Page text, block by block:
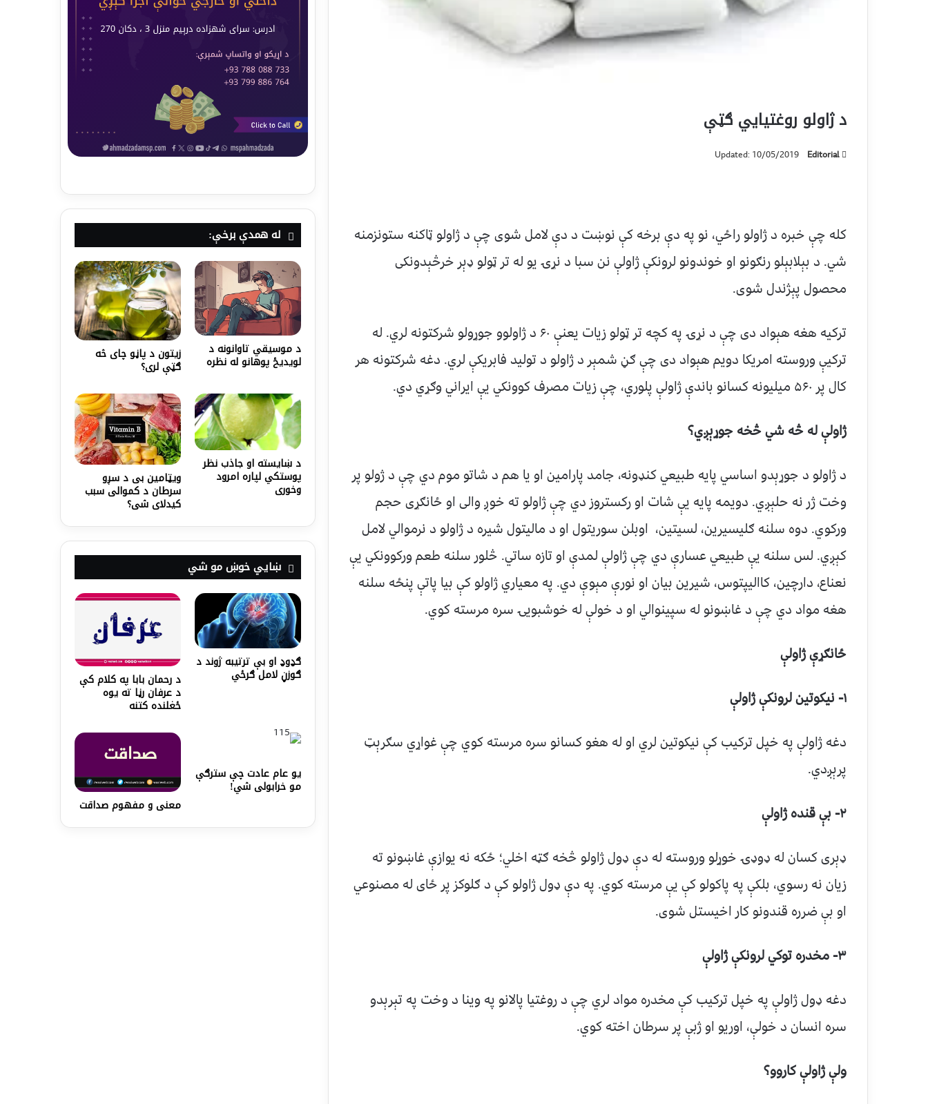
د ژاولو روغتیایي ګټې
Editorial
Updated: 10/05/2019
کله چې خبره د ژاولو راځي، نو په دې برخه کې نوښت د دې لامل شوی چې د ژاولو ټاکنه ستونزمنه
شي. د بېلابېلو رنګونو او خوندونو لرونکې ژاولې نن سبا د نړۍ یو له تر ټولو ډېر خرڅېدونکی
محصول پېژندل شوی.
ترکیه هغه هېواد دی چې د نړۍ په کچه تر ټولو زیات یعنې ۶۰ د ژاولوو جوړولو شرکتونه لري. له
ترکیې وروسته امریکا دویم هېواد دی چې ګڼ شمېر د ژاولو د تولید فابریکې لري. دغه شرکتونه هر
کال پر ۵۶۰ میلیونه کسانو باندې ژاولې پلوري، چې زیات مصرف کوونکي یې ایراني وګړي دي.
ژاولې له څه شي څخه جوړېږي؟
د ژاولو د جوړېدو اساسي پایه طبیعي کنډونه، جامد پارامین او یا هم د شاتو موم دي چې د ژولو پر
وخت ژر نه حلېږي. دویمه پایه یې شات او رکستروز دي چې ژاولو ته خوږ والی او ځانګړی حجم
ورکوي. دوه سلنه ګلیسیرین، لسیتین، اوبلن سوریتول او د مالیتول شیره د ژاولو د نرموالي لامل
کېږي. لس سلنه یې طبیعي عسارې دي چې ژاولې لمدې او تازه ساتي. څلور سلنه طعم ورکوونکي یې
نعناع، دارچین، کاالیپتوس، شیرین بیان او نورې مېوې دي. په معیاري ژاولو کې بیا پاتې پنځه سلنه
هغه مواد دي چې د غاښونو له سپینوالي او د خولې له خوشبویۍ سره مرسته کوي.
ځانګړې ژاولې
۱- نیکوتین لرونکې ژاولې
دغه ژاولې په خپل ترکیب کې نیکوتین لري او له هغو کسانو سره مرسته کوي چې غواړي سګرېټ
پرېږدي.
۲- بې قنده ژاولې
ډېری کسان له ډوډۍ خوړلو وروسته له دې ډول ژاولو څخه ګټه اخلي؛ ځکه نه یوازې غاښونو ته
زیان نه رسوي، بلکې په پاکولو کې یې مرسته کوي. په دې ډول ژاولو کې د ګلوکز پر ځای له مصنوعي
او بې ضرره قندونو کار اخیستل شوی.
۳- مخدره توکي لرونکې ژاولې
دغه ډول ژاولې په خپل ترکیب کې مخدره مواد لري چې د روغتیا پالانو په وینا د وخت په تېرېدو
سره انسان د خولې، اوریو او ژبې پر سرطان اخته کوي.
ولې ژاولې کاروو؟
له همدې برخې:
د موسیقي تاوانونه د
لویدیځ پوهانو له نظره زیتون د پاڼو چای څه
ګټې لری؟
د ښایسته او جاذب نظر
پوستکي لپاره امرود
وخوری
ویټامین ‌بی د سږو
سرطان د کموالی سبب
کیدلای شی؟
ښايي خوښ مو شي
ګډوډ او بې ترتيبه ژوند د
ګوزڼ لامل ګرځي د رحمان بابا په کلام کې
د عرفان رڼا ته يوه
ځغلنده کتنه
یو عام عادت چې سترګې
مو خرابولی شي!
معنی و مفهوم صداقت